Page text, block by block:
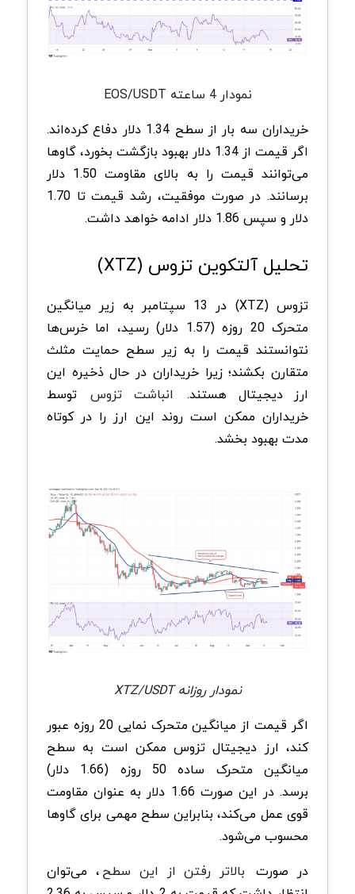
نمودار 4 ساعته EOS/USDT
خریداران سه بار از سطح 1.34 دلار دفاع کرده‌اند.
اگر قیمت از 1.34 دلار بهبود بازگشت بخورد، گاوها
می‌توانند قیمت را به بالای مقاومت 1.50 دلار
برسانند. در صورت موفقیت، رشد قیمت تا 1.70
دلار و سپس 1.86 دلار ادامه خواهد داشت.
تحلیل آلتکوین تزوس (XTZ)
تزوس (XTZ) در 13 سپتامبر به زیر میانگین
متحرک 20 روزه (1.57 دلار) رسید، اما خرس‌ها
نتوانستند قیمت را به زیر سطح حمایت مثلث
متقارن بکشند؛ زیرا خریداران در حال ذخیره این
ارز دیجیتال هستند.
انباشت تزوس
توسط
خریداران ممکن است روند این ارز را در کوتاه
مدت بهبود بخشد.
نمودار روزانه XTZ/USDT
اگر قیمت از میانگین متحرک نمایی 20 روزه عبور
کند، ارز دیجیتال تزوس ممکن است به سطح
میانگین متحرک ساده 50 روزه (1.66 دلار)
برسد. در این صورت 1.66 دلار به عنوان مقاومت
قوی عمل می‌کند، بنابراین سطح مهمی برای گاوها
محسوب می‌شود.
در صورت بالاتر رفتن از این سطح، می‌توان